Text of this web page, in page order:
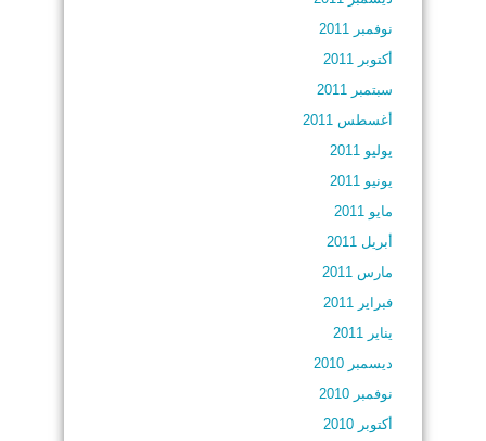
نوفمبر 2011
أكتوبر 2011
سبتمبر 2011
أغسطس 2011
يوليو 2011
يونيو 2011
مايو 2011
أبريل 2011
مارس 2011
فبراير 2011
يناير 2011
ديسمبر 2010
نوفمبر 2010
أكتوبر 2010